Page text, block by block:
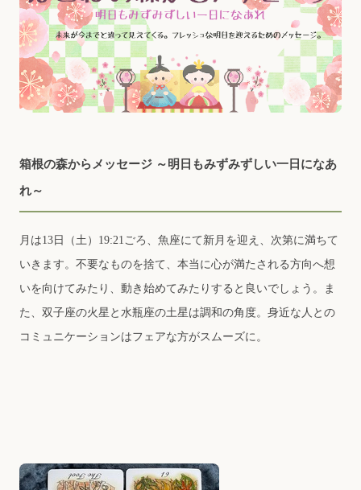
箱根の森からメッセージ ～明⽇もみずみずしい⼀⽇になあ
れ～
月は13日（土）19:21ごろ、魚座にて新月を迎え、次第に満ちて
いきます。不要なものを捨て、本当に心が満たされる方向へ想
いを向けてみたり、動き始めてみたりすると良いでしょう。ま
た、双子座の火星と水瓶座の土星は調和の角度。身近な人との
コミュニケーションはフェアな方がスムーズに。